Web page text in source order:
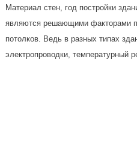
Материал стен, год постройки
являются решающими факторами
потолков. Ведь в разных типах
электропроводки, температурный